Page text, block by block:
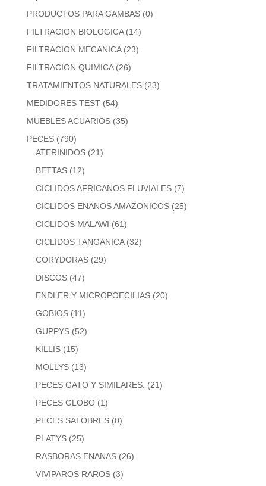
PRODUCTOS PARA GAMBAS (0)
FILTRACION BIOLOGICA (14)
FILTRACION MECANICA (23)
FILTRACION QUIMICA (26)
TRATAMIENTOS NATURALES (23)
MEDIDORES TEST (54)
MUEBLES ACUARIOS (35)
PECES (790)
ATERINIDOS (21)
BETTAS (12)
CICLIDOS AFRICANOS FLUVIALES (7)
CICLIDOS ENANOS AMAZONICOS (25)
CICLIDOS MALAWI (61)
CICLIDOS TANGANICA (32)
CORYDORAS (29)
DISCOS (47)
ENDLER Y MICROPOECILIAS (20)
GOBIOS (11)
GUPPYS (52)
KILLIS (15)
MOLLYS (13)
PECES GATO Y SIMILARES. (21)
PECES GLOBO (1)
PECES SALOBRES (0)
PLATYS (25)
RASBORAS ENANAS (26)
VIVIPAROS RAROS (3)